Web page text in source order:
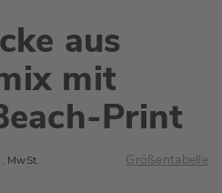
aus
mit
Print
MwSt. Größentabelle